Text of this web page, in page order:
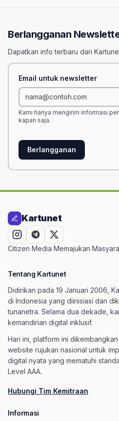
Berlangganan
Dapatkan info terbaru dari
Email untuk newsletter
Kami hanya mengirim informasi
kapan saja.
Berlangganan
Kartunet
Citizen Media Memajukan
Tentang Kartunet
Didirikan pada 19 Januari 2006,
di Indonesia yang diinisiasi dan
tunanetra. Selama dua dekade,
kemandirian digital inklusif.
Hari ini, platform ini
website rujukan nasional untuk
digital nyata yang mematuhi
Level AAA.
Hubungi Tim Kemitraan
Informasi